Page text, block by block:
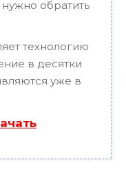
обратить
технологию
в десятки
уже в